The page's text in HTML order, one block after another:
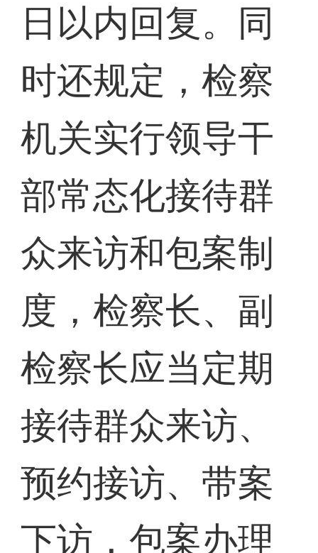
日以内回复。同
时还规定，检察
机关实行领导干
部常态化接待群
众来访和包案制
度，检察长、副
检察长应当定期
接待群众来访、
预约接访、带案
下访，包案办理